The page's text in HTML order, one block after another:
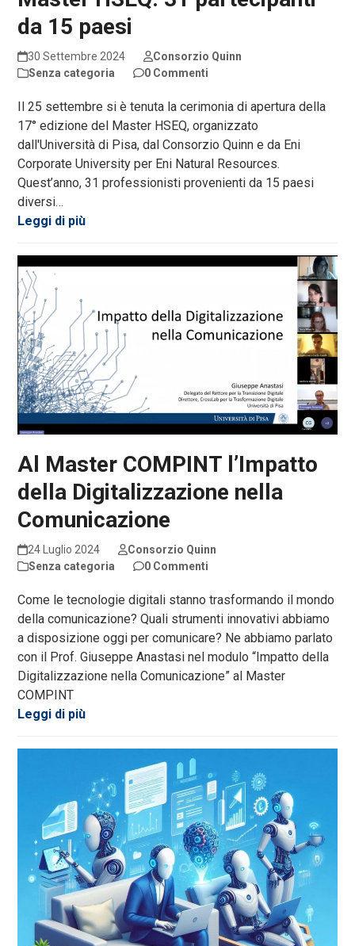
da 15 paesi
30 Settembre 2024
Consorzio Quinn
Senza categoria
0 Commenti
Il 25 settembre si è tenuta la cerimonia di apertura della
17° edizione del Master HSEQ, organizzato
dall'Università di Pisa, dal Consorzio Quinn e da Eni
Corporate University per Eni Natural Resources.
Quest’anno, 31 professionisti provenienti da 15 paesi
diversi…
Leggi di più
Al Master COMPINT l’Impatto
della Digitalizzazione nella
Comunicazione
24 Luglio 2024
Consorzio Quinn
Senza categoria
0 Commenti
Come le tecnologie digitali stanno trasformando il mondo
della comunicazione? Quali strumenti innovativi abbiamo
a disposizione oggi per comunicare? Ne abbiamo parlato
con il Prof. Giuseppe Anastasi nel modulo “Impatto della
Digitalizzazione nella Comunicazione” al Master
COMPINT
Leggi di più